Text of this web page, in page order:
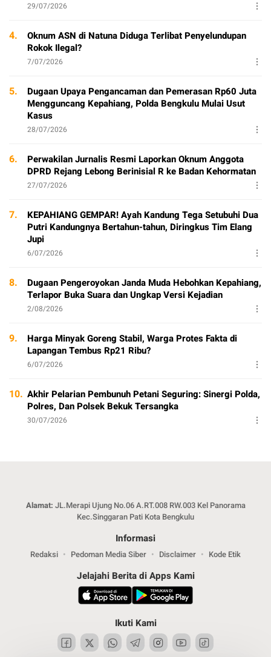
29/07/2026
4.
Oknum ASN di Natuna Diduga Terlibat Penyelundupan
Rokok Ilegal?
7/07/2026
5.
Dugaan Upaya Pengancaman dan Pemerasan Rp60 Juta
Mengguncang Kepahiang, Polda Bengkulu Mulai Usut
Kasus
28/07/2026
6.
Perwakilan Jurnalis Resmi Laporkan Oknum Anggota
DPRD Rejang Lebong Berinisial R ke Badan Kehormatan
27/07/2026
7.
KEPAHIANG GEMPAR! Ayah Kandung Tega Setubuhi Dua
Putri Kandungnya Bertahun-tahun, Diringkus Tim Elang
Jupi
6/07/2026
8.
Dugaan Pengeroyokan Janda Muda Hebohkan Kepahiang,
Terlapor Buka Suara dan Ungkap Versi Kejadian
2/08/2026
9.
Harga Minyak Goreng Stabil, Warga Protes Fakta di
Lapangan Tembus Rp21 Ribu?
6/07/2026
10. Akhir Pelarian Pembunuh Petani Seguring: Sinergi Polda,
Polres, Dan Polsek Bekuk Tersangka
30/07/2026
Alamat: JL.Merapi Ujung No.06 A.RT.008 RW.003 Kel Panorama
Kec.Singgaran Pati Kota Bengkulu
Informasi
Redaksi Pedoman Media Siber Disclaimer Kode Etik
Jelajahi Berita di Apps Kami
Ikuti Kami